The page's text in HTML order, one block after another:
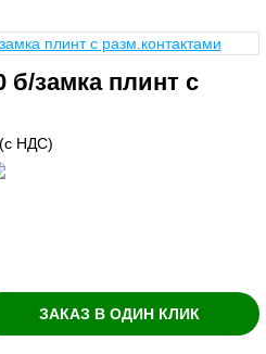
б/замка плинт с
НДС)
ЗАКАЗ В ОДИН КЛИК